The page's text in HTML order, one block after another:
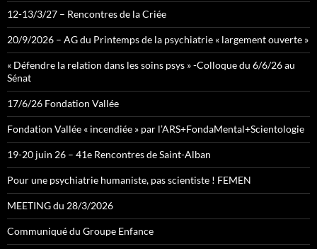
12-13/3/27 – Rencontres de la Criée
20/9/2026 – AG du Printemps de la psychiatrie « largement ouverte »
« Défendre la relation dans les soins psys » -Colloque du 6/6/26 au
Sénat
17/6/26 Fondation Vallée
Fondation Vallée « incendiée » par l’ARS+FondaMental+Scientologie
19-20 juin 26 – 41e Rencontres de Saint-Alban
Pour une psychiatrie humaniste, pas scientiste ! FEMEN
MEETING du 28/3/2026
Communiqué du Groupe Enfance